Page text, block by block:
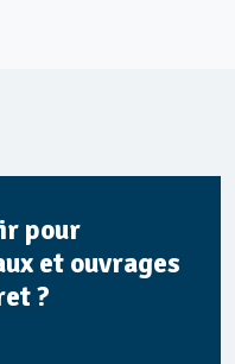
pour
et ouvrages
?